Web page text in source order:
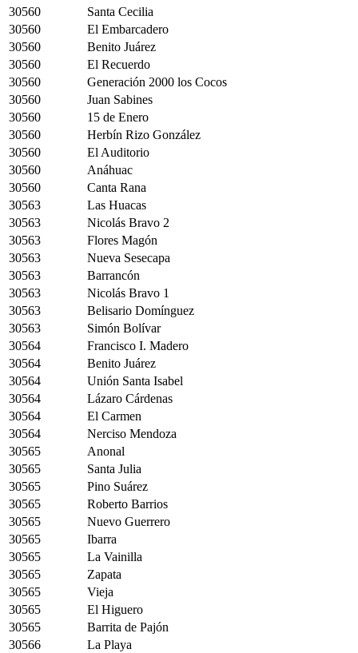
30560
Santa Cecilia
30560
El Embarcadero
30560
Benito Juárez
30560
El Recuerdo
30560
Generación 2000 los Cocos
30560
Juan Sabines
30560
15 de Enero
30560
Herbín Rizo González
30560
El Auditorio
30560
Anáhuac
30560
Canta Rana
30563
Las Huacas
30563
Nicolás Bravo 2
30563
Flores Magón
30563
Nueva Sesecapa
30563
Barrancón
30563
Nicolás Bravo 1
30563
Belisario Domínguez
30563
Simón Bolívar
30564
Francisco I. Madero
30564
Benito Juárez
30564
Unión Santa Isabel
30564
Lázaro Cárdenas
30564
El Carmen
30564
Nerciso Mendoza
30565
Anonal
30565
Santa Julia
30565
Pino Suárez
30565
Roberto Barrios
30565
Nuevo Guerrero
30565
Ibarra
30565
La Vainilla
30565
Zapata
30565
Vieja
30565
El Higuero
30565
Barrita de Pajón
30566
La Playa